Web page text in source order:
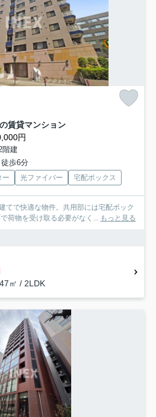
賃貸マンション
円
階建
歩6分
ー 光ファイバー 宅配ボックス
てで快適な物件。共用部には宅配ボック
荷物を受け取る必要がなく... もっと見る
㎡ / 2LDK